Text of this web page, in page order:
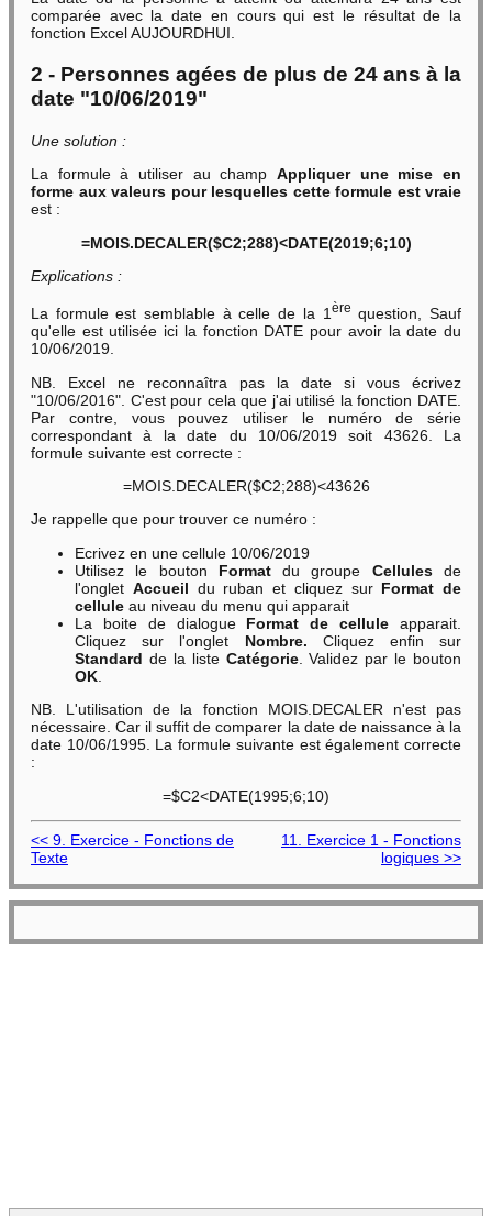
comparée avec la date en cours qui est le résultat de la
fonction Excel AUJOURDHUI.
2 - Personnes agées de plus de 24 ans à la
date "10/06/2019"
Une solution :
La formule à utiliser au champ Appliquer une mise en
forme aux valeurs pour lesquelles cette formule est vraie
est :
=MOIS.DECALER($C2;288)<DATE(2019;6;10)
Explications :
La formule est semblable à celle de la 1ère question, Sauf
qu'elle est utilisée ici la fonction DATE pour avoir la date du
10/06/2019.
NB. Excel ne reconnaîtra pas la date si vous écrivez
"10/06/2016". C'est pour cela que j'ai utilisé la fonction DATE.
Par contre, vous pouvez utiliser le numéro de série
correspondant à la date du 10/06/2019 soit 43626. La
formule suivante est correcte :
=MOIS.DECALER($C2;288)<43626
Je rappelle que pour trouver ce numéro :
Ecrivez en une cellule 10/06/2019
Utilisez le bouton Formatdu groupe Cellulesde
l'onglet Accueil du ruban et cliquez sur Format de
cellule au niveau du menu qui apparait
La boite de dialogue Format de cellule apparait.
Cliquez sur l'onglet Nombre. Cliquez enfin sur
Standard de la liste Catégorie. Validez par le bouton
OK
NB. L'utilisation de la fonction MOIS.DECALER n'est pas
nécessaire. Car il suffit de comparer la date de naissance à la
date 10/06/1995. La formule suivante est également correcte
:
=$C2<DATE(1995;6;10)
<< 9. Exercice - Fonctions de
Texte
11. Exercice 1 - Fonctions
logiques >>